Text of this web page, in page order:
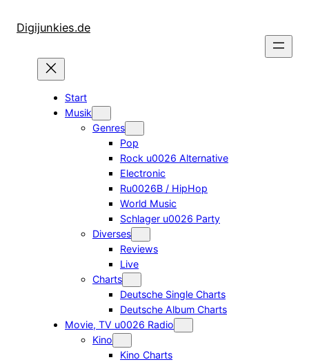
InhaltDigijunkies.de
Start
Musik
Genres
Pop
Rock u0026 Alternative
Electronic
Ru0026B / HipHop
World Music
Schlager u0026 Party
Diverses
Reviews
Live
Charts
Deutsche Single Charts
Deutsche Album Charts
Movie, TV u0026 Radio
Kino
Kino Charts